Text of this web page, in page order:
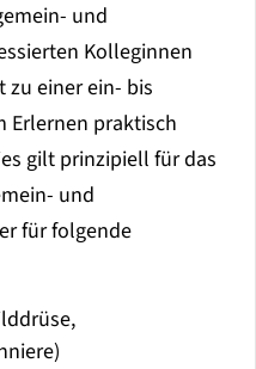
und
Kolleginnen
zu einer ein- bis
Erlernen praktisch
gilt prinzipiell für das
und
für folgende